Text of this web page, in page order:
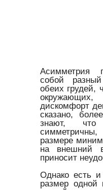
Асимметрия
собой
обеих грудей,
дискомфорт
сказано,
знают,
размере
на внешний
приносит
Однако есть и
размер одной